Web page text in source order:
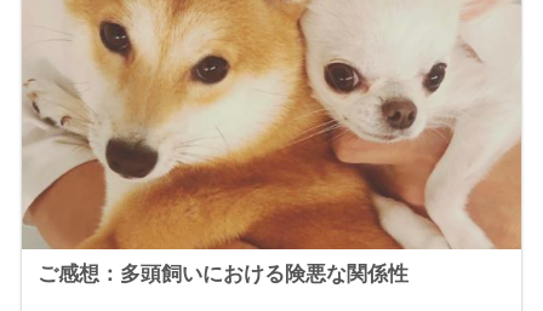
ご感想：多頭飼いにおける険悪な関係性